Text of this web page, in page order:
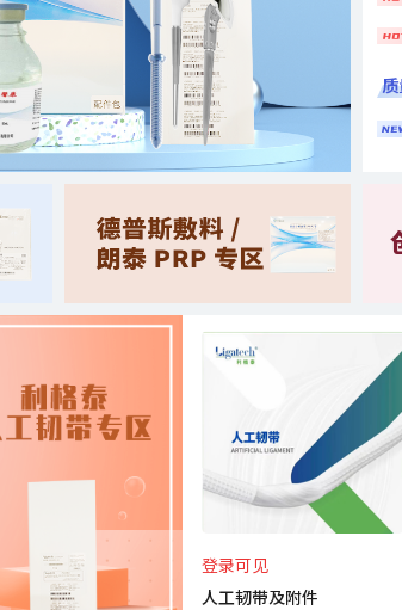
登录可见
人工韧带及附件